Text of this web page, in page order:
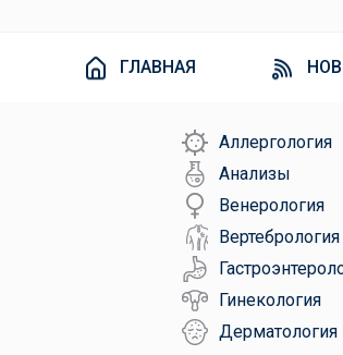
ГЛАВНАЯ
Аллергология
Анализы
Венерология
Вертебрология
Гинекология
Дерматология